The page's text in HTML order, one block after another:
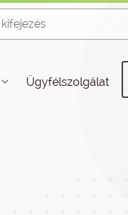
Ügyfélszolgálat